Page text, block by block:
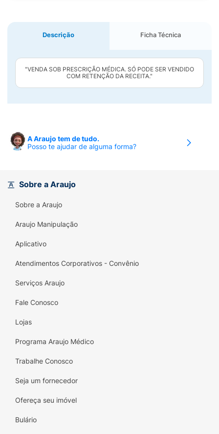
Descrição Ficha Técnica
"VENDA SOB PRESCRIÇÃO MÉDICA. SÓ PODE SER VENDIDO
COM RETENÇÃO DA RECEITA."
A Araujo tem de tudo.
Posso te ajudar de alguma forma?
Sobre a Araujo
Sobre a Araujo
Araujo Manipulação
Aplicativo
Atendimentos Corporativos - Convênio
Serviços Araujo
Fale Conosco
Lojas
Programa Araujo Médico
Trabalhe Conosco
Seja um fornecedor
Ofereça seu imóvel
Bulário